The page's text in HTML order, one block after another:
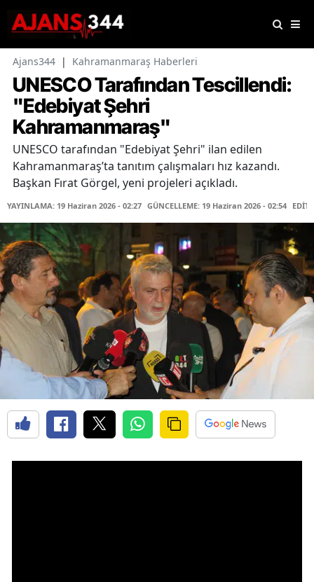
Ajans344 | Kahramanmaraş Haberleri
UNESCO Tarafından Tescillendi:
"Edebiyat Şehri
Kahramanmaraş"
UNESCO tarafından "Edebiyat Şehri" ilan edilen
Kahramanmaraş’ta tanıtım çalışmaları hız kazandı.
Başkan Fırat Görgel, yeni projeleri açıkladı.
YAYINLAMA: 19 Haziran 2026 - 02:27 GÜNCELLEME: 19 Haziran 2026 - 02:54